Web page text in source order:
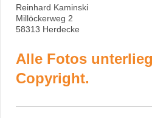
Reinhard Kaminski
Millöckerweg 2
58313 Herdecke
Alle Fotos
Copyright.